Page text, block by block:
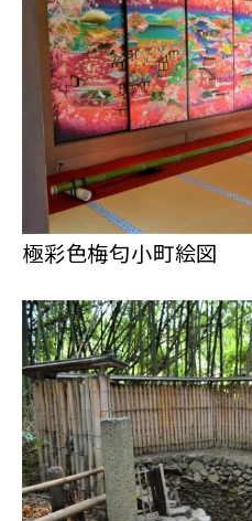
極彩色梅匂小町絵図